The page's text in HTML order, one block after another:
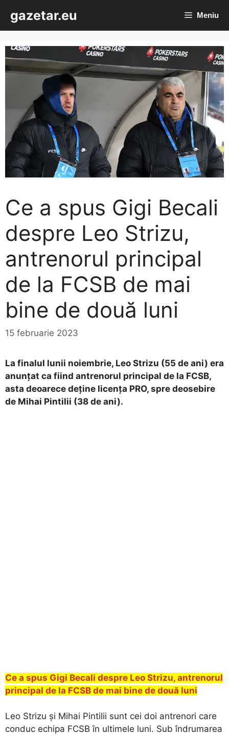
conținut
gazetar.eu Meniu
Ce a spus Gigi Becali
despre Leo Strizu,
antrenorul principal
de la FCSB de mai
bine de două luni
15 februarie 2023
La finalul lunii noiembrie, Leo Strizu (55 de ani) era
anunțat ca fiind antrenorul principal de la FCSB,
asta deoarece deține licența PRO, spre deosebire
de Mihai Pintilii (38 de ani).
Ce a spus Gigi Becali despre Leo Strizu, antrenorul
principal de la FCSB de mai bine de două luni
Leo Strizu și Mihai Pintilii sunt cei doi antrenori care
conduc echipa FCSB în ultimele luni. Sub îndrumarea